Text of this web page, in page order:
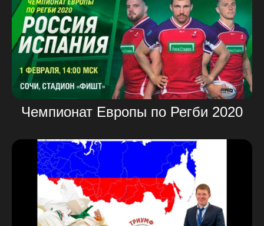
Чемпионат Европы по Регби 2020